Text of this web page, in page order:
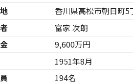
香川県高松市朝日町5
富家 次朗
9,600万円
1951年8月
194名